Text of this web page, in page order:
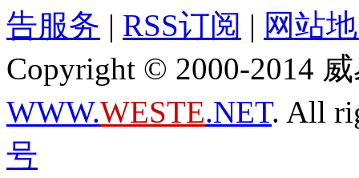
告服务 | RSS订阅 | 网站
Copyright © 2000-2014
WWW.WESTE.NET. All
号